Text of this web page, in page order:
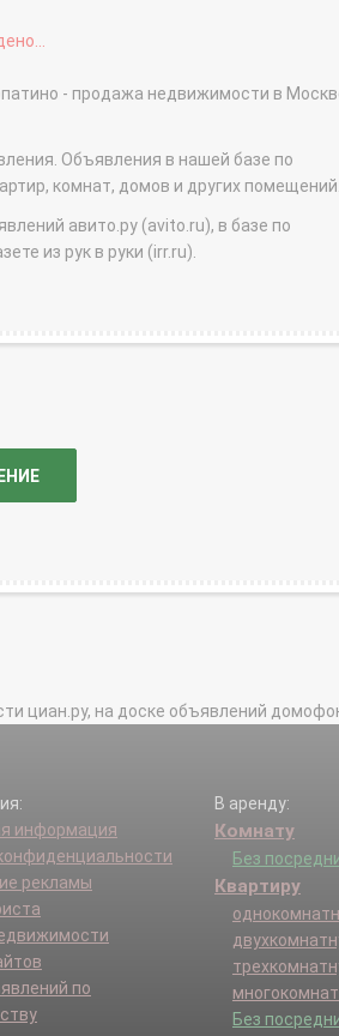
- продажа недвижимости в
Объявления в нашей базе по
комнат, домов и других помещений.
авито.ру (avito.ru), в базе по
из рук в руки (irr.ru).
циан.ру, на доске объявлений
информация
рекламы
по
В аренду:
Комнату
Без
Квартиру
Без